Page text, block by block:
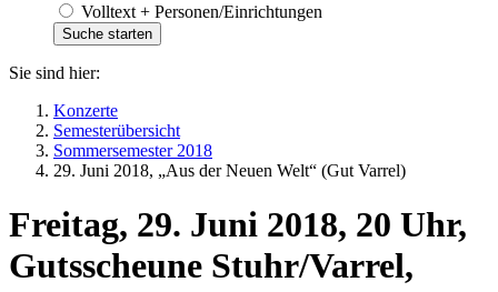
Volltext + Personen/Einrichtungen
Sie sind hier:
Konzerte
Semesterübersicht
Sommersemester 2018
29. Juni 2018, „Aus der Neuen Welt“ (Gut Varrel)
Freitag, 29. Juni 2018, 20 Uhr,
Gutsscheune Stuhr/Varrel,